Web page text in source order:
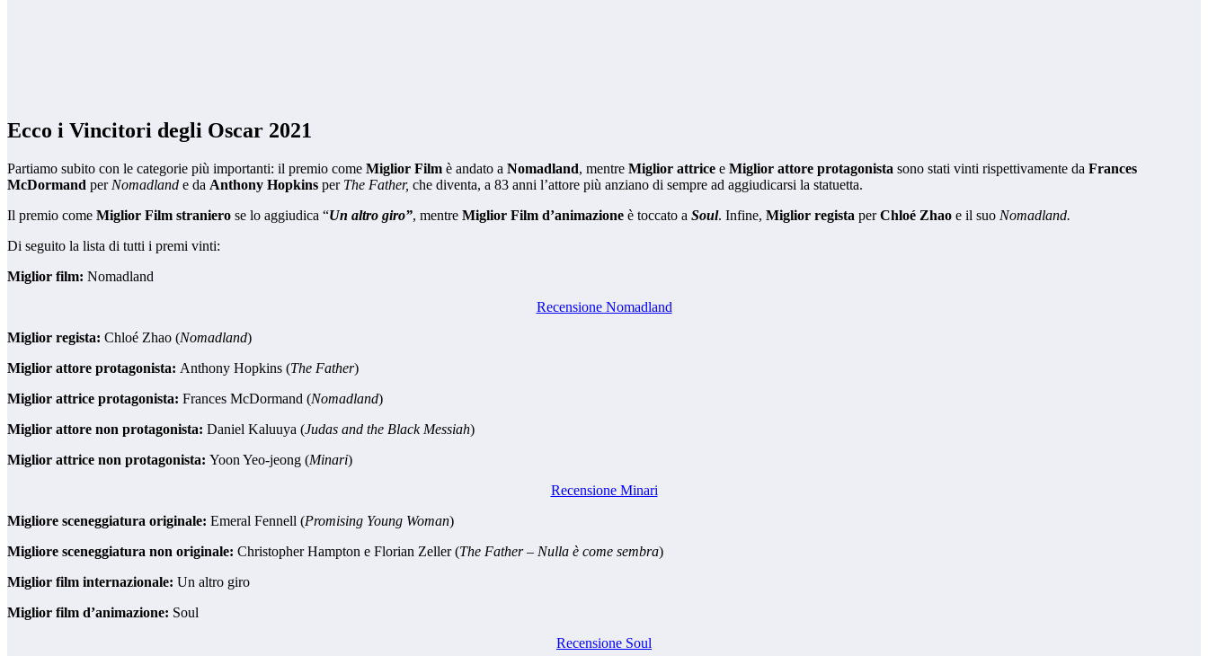
Ecco i Vincitori degli Oscar 2021
Partiamo subito con le categorie più importanti: il premio come Miglior Film è andato a Nomadland, mentre Miglior attrice e Miglior attore protagonista sono stati vinti rispettivamente da Frances
McDormand perNomadland e da Anthony Hopkins per The Father, che diventa, a 83 anni l’attore più anziano di sempre ad aggiudicarsi la statuetta.
Il premio come Miglior Film straniero se lo aggiudica “Un altro giro”, mentre Miglior Film d’animazione è toccato a Soul. Infine, Miglior regista perChloé Zhao e il suo Nomadland.
Di seguito la lista di tutti i premi vinti:
Miglior film: Nomadland
Recensione Nomadland
Miglior regista: Chloé Zhao (Nomadland)
Miglior attore protagonista: Anthony Hopkins (The Father)
Miglior attrice protagonista: Frances McDormand (Nomadland)
Miglior attore non protagonista: Daniel Kaluuya (Judas and the Black Messiah)
Miglior attrice non protagonista: Yoon Yeo-jeong (Minari)
Recensione Minari
Migliore sceneggiatura originale: Emeral Fennell (Promising Young Woman)
Migliore sceneggiatura non originale: Christopher Hampton e Florian Zeller (The Father – Nulla è come sembra)
Miglior film internazionale: Un altro giro
Miglior film d’animazione: Soul
Recensione Soul